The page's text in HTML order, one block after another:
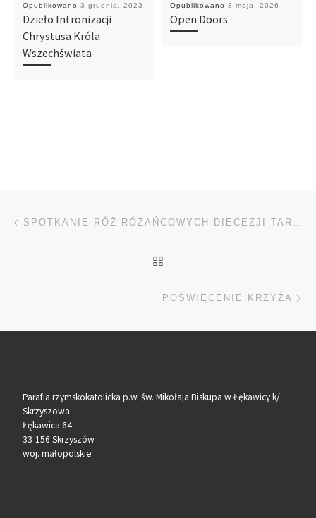
Opublikowano 3 grudnia, 2023
Dzieło Intronizacji
Chrystusa Króla
Wszechświata
Opublikowano 3 maja, 2026
Open Doors
Nawigacja wpisu SPOTKANIE RÓŻ RÓŻAŃCOWYCH DIECEZJI TARNOWSKIEJ
POŚWIĘCENIE KRZYŻA
Parafia rzymskokatolicka p.w. św. Mikołaja Biskupa w Łękawicy k/
Skrzyszowa
Łękawica 64
33-156 Skrzyszów
woj. małopolskie